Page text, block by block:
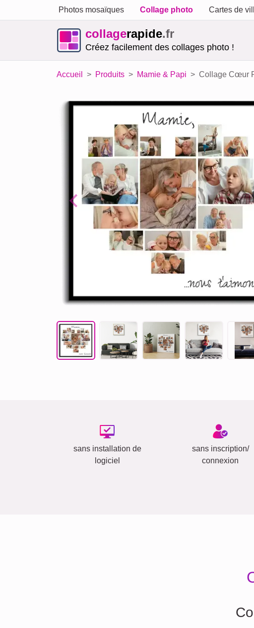
Photos mosaïques Collage photo Cartes de
collagerapide.fr
Créez facilement des collages photo !
Accueil Produits Mamie & Papi Collage Cœur
Previous
sans installation de
logiciel
sans inscription/
connexion